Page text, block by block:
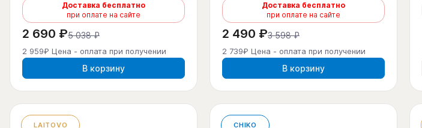
Доставка бесплатно
при оплате на сайте
2 690 ₽5 038 ₽
2 959₽ Цена - оплата при получении
В корзину
Доставка бесплатно
при оплате на сайте
2 490 ₽3 598 ₽
2 739₽ Цена - оплата при получении
В корзину
LAITOVO CHIKO